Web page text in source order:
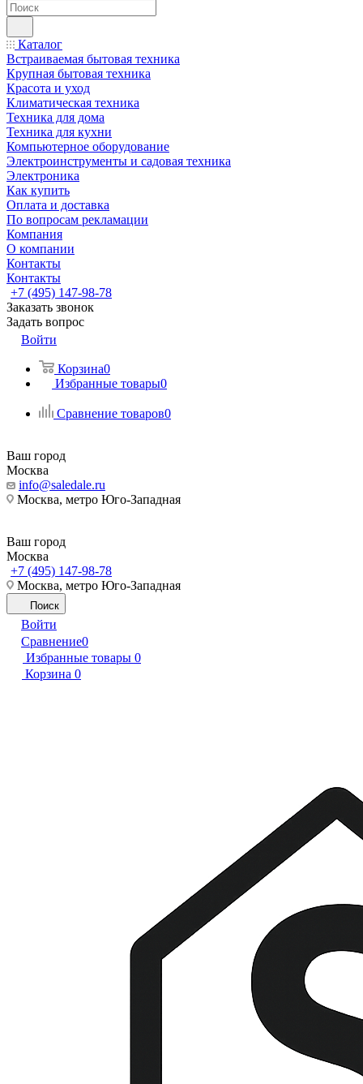
Каталог
Встраиваемая бытовая техника
Крупная бытовая техника
Красота и уход
Климатическая техника
Техника для дома
Техника для кухни
Компьютерное оборудование
Электроинструменты и садовая техника
Электроника
Как купить
Оплата и доставка
По вопросам рекламации
Компания
О компании
Контакты
Контакты
+7 (495) 147-98-78
Заказать звонок
Задать вопрос
Войти
Корзина0
Избранные товары0
Сравнение товаров0
Ваш город
Москва
info@saledale.ru
Москва, метро Юго-Западная
Ваш город
Москва
+7 (495) 147-98-78
Москва, метро Юго-Западная
Поиск
Войти
Сравнение0
Избранные товары 0
Корзина 0